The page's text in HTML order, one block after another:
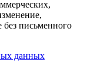
письменного
данных